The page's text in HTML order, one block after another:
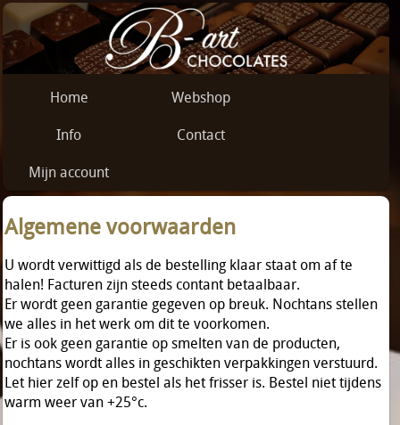
Home
Webshop
Info
Contact
Mijn account
Algemene voorwaarden
U wordt verwittigd als de bestelling klaar staat om af te
halen! Facturen zijn steeds contant betaalbaar.
Er wordt geen garantie gegeven op breuk. Nochtans stellen
we alles in het werk om dit te voorkomen.
Er is ook geen garantie op smelten van de producten,
nochtans wordt alles in geschikten verpakkingen verstuurd.
Let hier zelf op en bestel als het frisser is. Bestel niet tijdens
warm weer van +25°c.